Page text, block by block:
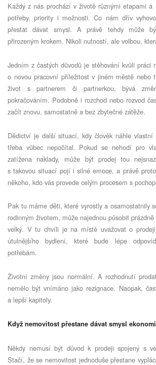
Každý z nás prochází v životě různými etapami
potřeby, priority i možnosti. Co nám dřív
přestat dávat smysl. A právě tehdy může
přirozeným krokem. Nikoli nutností, ale volbou,
Jedním z častých důvodů je stěhování kvůli práci
o novou pracovní příležitost v jiném městě nebo
život s partnerem či partnerkou, bývá
pokračováním. Podobně i rozchod nebo rozvod
začít znovu, samostatně a bez zbytečné zátěže.
Dědictví je další situací, kdy člověk náhle vlastní
třeba vůbec nepočítal. Pokud se nehodí pro
zatížena náklady, může být prodej tou
s takovou situací pojí i silné emoce, a právě
někoho, kdo vás provede celým procesem s
Pak tu máme děti, které vyrostly a osamostatnily
rodinným životem, může najednou působit
velký. V tu chvíli je na místě uvažovat o
útulnějšího bydlení, které bude lépe
potřebám.
Životní změny jsou normální. A rozhodnutí
nemělo být vnímáno jako rezignace. Naopak,
a lepší kapitoly.
Když nemovitost přestane dávat smysl
Někdy nemusí být důvod k prodeji spojený s
Stačí, že se nemovitost jednoduše přestane